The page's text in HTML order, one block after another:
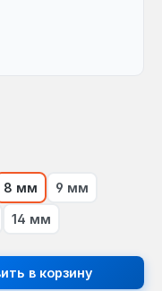
8 мм 9 мм
14 мм
введите
в корзину